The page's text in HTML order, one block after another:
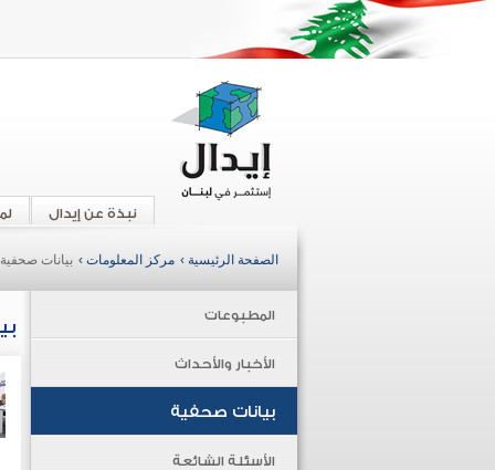
نبذة عن إيدال
الصفحة الرئيسية › مركز المعلومات › بيانات صحفية
المطبوعات
الأخبار والأحداث
بيانات صحفية
الأسئلة الشائعة